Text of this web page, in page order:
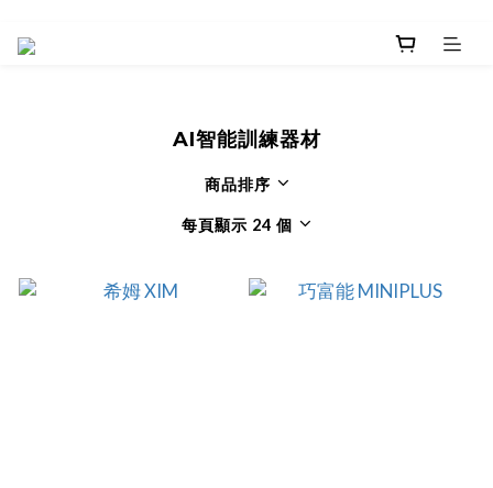
AI智能訓練器材
商品排序
每頁顯示 24 個